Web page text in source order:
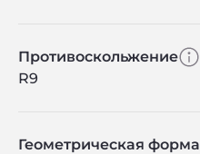
Противоскольжение
R9
Геометрическая форма